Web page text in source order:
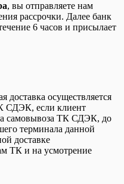
, вы отправляете нам
рассрочки. Далее банк
6 часов и присылает
доставка осуществляется
СДЭК, если клиент
самовывоза ТК СДЭК, до
терминала данной
доставке
ТК и на усмотрение